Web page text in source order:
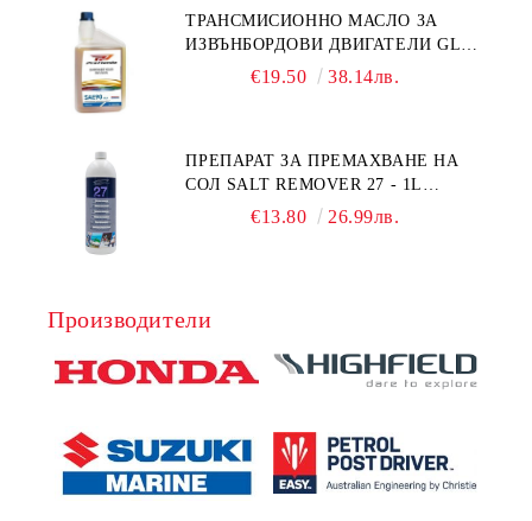
ТРАНСМИСИОННО МАСЛО ЗА
ИЗВЪНБОРДОВИ ДВИГАТЕЛИ GL4
HONDA MARINE 08251-999-102PRO
€19.50 38.14лв.
ПРЕПАРАТ ЗА ПРЕМАХВАНЕ НА
СОЛ SALT REMOVER 27 - 1L
NAUTIC CLEAN
€13.80 26.99лв.
Производители